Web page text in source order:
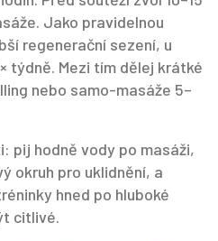
Jako pravidelnou
regenerační sezení, u
týdně. Mezi tím dělej krátké
nebo samo-masáže 5–
pij hodně vody po masáži,
okruh pro uklidnění, a
hned po hluboké
citlivé.